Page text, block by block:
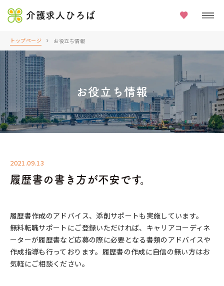
介護求人ひろば
トップページ お役立ち情報
お役立ち情報
2021.09.13
履歴書の書き方が不安です。
履歴書作成のアドバイス、添削サポートも実施しています。
無料転職サポートにご登録いただければ、キャリアコーディネ
ーターが履歴書など応募の際に必要となる書類のアドバイスや
作成指導も行っております。履歴書の作成に自信の無い方はお
気軽にご相談ください。